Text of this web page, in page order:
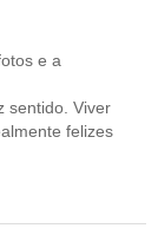
e a
sentido. Viver
felizes